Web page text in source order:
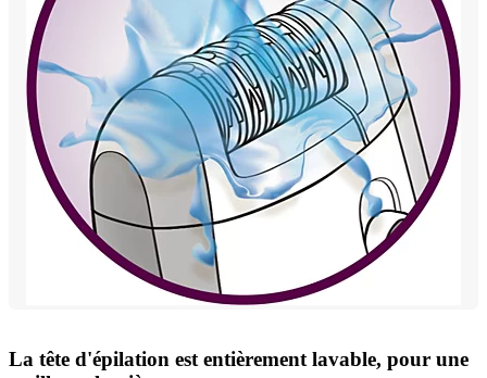
La tête d'épilation est entièrement lavable, pour une